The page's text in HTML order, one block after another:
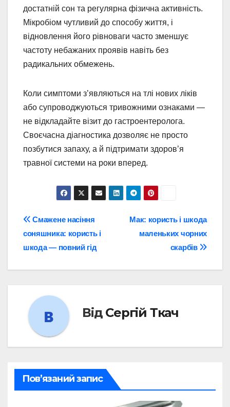
достатній сон та регулярна фізична активність.
Мікробіом чутливий до способу життя, і
відновлення його рівноваги часто зменшує
частоту небажаних проявів навіть без
радикальних обмежень.
Коли симптоми з’являються на тлі нових ліків
або супроводжуються тривожними ознаками —
не відкладайте візит до гастроентеролога.
Своєчасна діагностика дозволяє не просто
позбутися запаху, а й підтримати здоров’я
травної системи на роки вперед.
Навігація
записів
Мак: користь і шкода
маленьких чорних
скарбів
Смажене насіння
соняшника: користь і
шкода — повний гід
Від Сергій Ткач
Пов’язаний запис